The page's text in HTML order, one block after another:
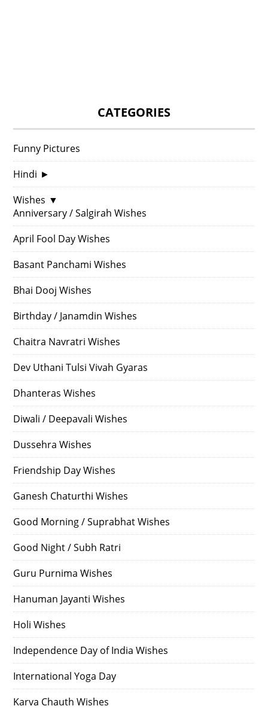
CATEGORIES
Funny Pictures
Hindi ►
Wishes ▼
Anniversary / Salgirah Wishes
April Fool Day Wishes
Basant Panchami Wishes
Bhai Dooj Wishes
Birthday / Janamdin Wishes
Chaitra Navratri Wishes
Dev Uthani Tulsi Vivah Gyaras
Dhanteras Wishes
Diwali / Deepavali Wishes
Dussehra Wishes
Friendship Day Wishes
Ganesh Chaturthi Wishes
Good Morning / Suprabhat Wishes
Good Night / Subh Ratri
Guru Purnima Wishes
Hanuman Jayanti Wishes
Holi Wishes
Independence Day of India Wishes
International Yoga Day
Karva Chauth Wishes